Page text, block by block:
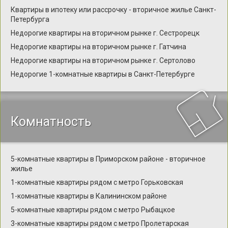
Квартиры в ипотеку или рассрочку - вторичное жилье Санкт-
Петербурга
Недорогие квартиры на вторичном рынке г. Сестрорецк
Недорогие квартиры на вторичном рынке г. Гатчина
Недорогие квартиры на вторичном рынке г. Сертолово
Недорогие 1-комнатные квартиры в Санкт-Петербурге
Комнатность
5-комнатные квартиры в Приморском районе - вторичное
жилье
1-комнатные квартиры рядом с метро Горьковская
1-комнатные квартиры в Калининском районе
5-комнатные квартиры рядом с метро Рыбацкое
3-комнатные квартиры рядом с метро Пролетарская